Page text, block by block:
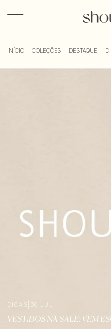
Blog
INÍCIO COLEÇÕES DESTAQUE
DICAS 30 JUL
VESTIDOS NA SALE: VEM